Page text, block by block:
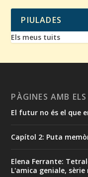
PIULADES
Els meus tuits
PÀGINES AMB
El futur no és el que
Capítol 2: Puta
Elena Ferrante:
L'amica geniale,